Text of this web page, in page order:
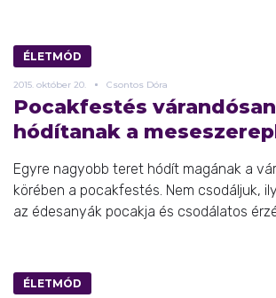
ÉLETMÓD
2015. október 20. Csontos Dóra
Pocakfestés
hódítanak a
Egyre nagyobb teret hódít magának a
körében a pocakfestés. Nem csodáljuk,
az édesanyák pocakja és csodálatos
ÉLETMÓD